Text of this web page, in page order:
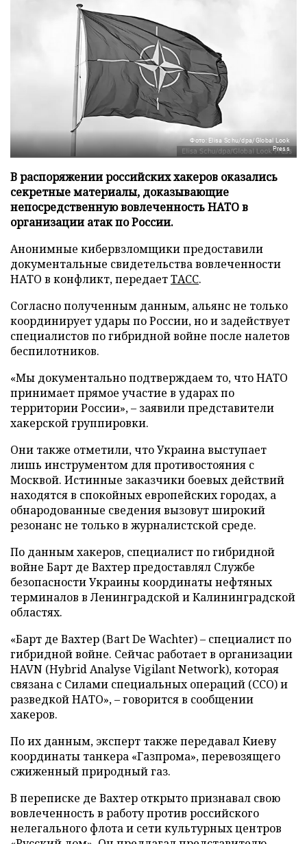
Фото: Elisa Schu/dpa/Global Look
Press
В распоряжении российских хакеров оказались
секретные материалы, доказывающие
непосредственную вовлеченность НАТО в
организации атак по России.
Анонимные кибервзломщики предоставили
документальные свидетельства вовлеченности
НАТО в конфликт, передаетТАСС.
Согласно полученным данным, альянс не только
координирует удары по России, но и задействует
специалистов по гибридной войне после налетов
беспилотников.
«Мы документально подтверждаем то, что НАТО
принимает прямое участие в ударах по
территории России», – заявили представители
хакерской группировки.
Они также отметили, что Украина выступает
лишь инструментом для противостояния с
Москвой. Истинные заказчики боевых действий
находятся в спокойных европейских городах, а
обнародованные сведения вызовут широкий
резонанс не только в журналистской среде.
По данным хакеров, специалист по гибридной
войне Барт де Вахтер предоставлял Службе
безопасности Украины координаты нефтяных
терминалов в Ленинградской и Калининградской
областях.
«Барт де Вахтер (Bart De Wachter) – специалист по
гибридной войне. Сейчас работает в организации
HAVN (Hybrid Analyse Vigilant Network), которая
связана с Силами специальных операций (ССО) и
разведкой НАТО», – говорится в сообщении
хакеров.
По их данным, эксперт также передавал Киеву
координаты танкера «Газпрома», перевозящего
сжиженный природный газ.
В переписке де Вахтер открыто признавал свою
вовлеченность в работу против российского
нелегального флота и сети культурных центров